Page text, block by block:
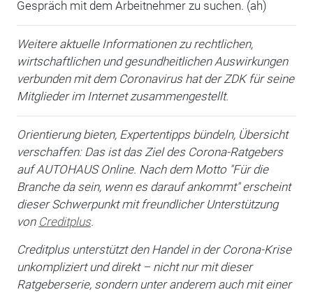
Gespräch mit dem Arbeitnehmer zu suchen. (ah)
Weitere aktuelle Informationen zu rechtlichen,
wirtschaftlichen und gesundheitlichen Auswirkungen
verbunden mit dem Coronavirus hat der ZDK für seine
Mitglieder im Internet zusammengestellt.
Orientierung bieten, Expertentipps bündeln, Übersicht
verschaffen: Das ist das Ziel des Corona-Ratgebers
auf AUTOHAUS Online. Nach dem Motto "Für die
Branche da sein, wenn es darauf ankommt" erscheint
dieser Schwerpunkt mit freundlicher Unterstützung
von Creditplus.
Creditplus unterstützt den Handel in der Corona-Krise
unkompliziert und direkt – nicht nur mit dieser
Ratgeberserie, sondern unter anderem auch mit einer